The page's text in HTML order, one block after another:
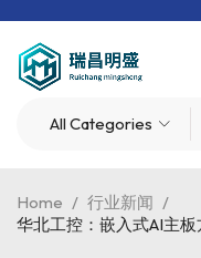
Home / 行业新闻 /
华北工控：嵌入式AI主